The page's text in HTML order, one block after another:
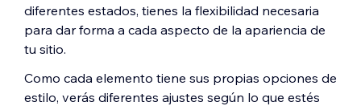
diferentes estados, tienes la flexibilidad necesaria
para dar forma a cada aspecto de la apariencia de
tu sitio.
Como cada elemento tiene sus propias opciones de
estilo, verás diferentes ajustes según lo que estés